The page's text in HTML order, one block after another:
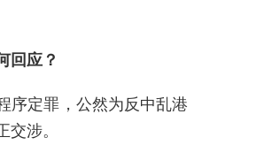
回应？
序定罪，公然为反中乱港
涉。